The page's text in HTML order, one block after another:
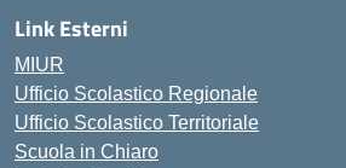
Link Esterni
MIUR
Ufficio Scolastico Regionale
Ufficio Scolastico Territoriale
Scuola in Chiaro